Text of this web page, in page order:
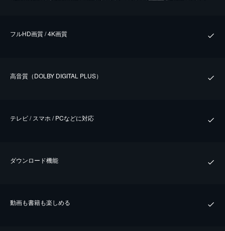
フルHD画質 / 4K画質
⾼⾳質（DOLBY DIGITAL PLUS）
テレビ / スマホ / PCなどに対応
ダウンロード機能
動画も書籍も楽しめる